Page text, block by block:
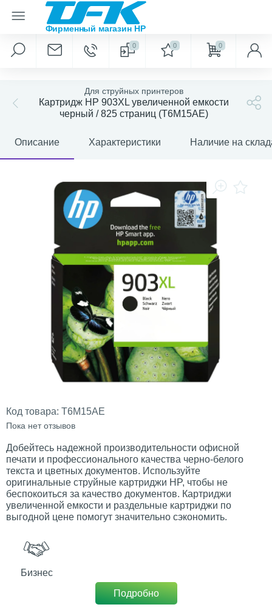
0 0 0
Для струйных принтеров
Картридж HP 903XL увеличенной емкости
черный / 825 страниц (T6M15AE)
Описание Характеристики Наличие на
Код товара: T6M15AE
Пока нет отзывов
Добейтесь надежной производительности офисной
печати и профессионального качества черно-белого
текста и цветных документов. Используйте
оригинальные струйные картриджи HP, чтобы не
беспокоиться за качество документов. Картриджи
увеличенной емкости и раздельные картриджи по
выгодной цене помогут значительно сэкономить.
Бизнес
Подробно